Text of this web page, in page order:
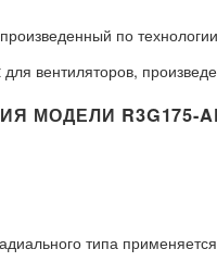
по
вентиляторов,
R3G175-
типа